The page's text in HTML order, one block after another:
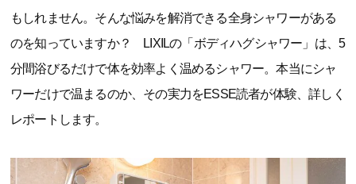
もしれません。そんな悩みを解消できる全身シャワーがある
のを知っていますか？ LIXILの「ボディハグシャワー」は、5
分間浴びるだけで体を効率よく温めるシャワー。本当にシャ
ワーだけで温まるのか、その実力をESSE読者が体験、詳しく
レポートします。